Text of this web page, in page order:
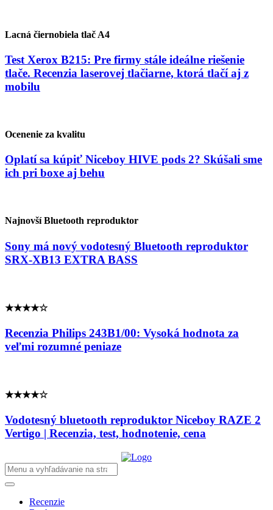
Lacná čiernobiela tlač A4
Test Xerox B215: Pre firmy stále ideálne riešenie
tlače. Recenzia laserovej tlačiarne, ktorá tlačí aj z
mobilu
Ocenenie za kvalitu
Oplatí sa kúpiť Niceboy HIVE pods 2? Skúšali sme
ich pri boxe aj behu
Najnovší Bluetooth reproduktor
Sony má nový vodotesný Bluetooth reproduktor
SRX-XB13 EXTRA BASS
★★★★☆
Recenzia Philips 243B1/00: Vysoká hodnota za
veľmi rozumné peniaze
★★★★☆
Vodotesný bluetooth reproduktor Niceboy RAZE 2
Vertigo | Recenzia, test, hodnotenie, cena
Recenzie